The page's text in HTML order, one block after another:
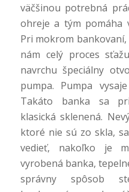
väčšinou potrebná
ohreje a tým pomáha
Pri mokrom
nám celý proces
navrchu špeciálny
pumpa. Pumpa
Takáto banka sa
klasická sklenená.
ktoré nie sú zo skla,
vedieť, nakoľko je
vyrobená banka,
správny spôsob